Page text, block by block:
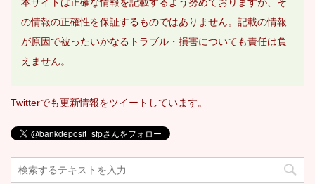
本サイトは正確な情報を記載するよう努めておりますが、そ
の情報の正確性を保証するものではありません。記載の情報
が原因で被ったいかなるトラブル・損害についても責任は負
えません。
Twitterでも更新情報をツイートしています。